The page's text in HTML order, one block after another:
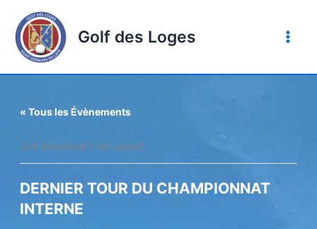
contenu
Golf des Loges
« Tous les Évènements
Cet évènement est passé.
DERNIER TOUR DU CHAMPIONNAT
INTERNE